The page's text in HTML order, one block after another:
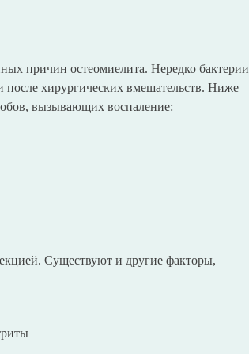
причин остеомиелита. Нередко бактерии
хирургических вмешательств. Ниже
вызывающих воспаление:
Существуют и другие факторы,